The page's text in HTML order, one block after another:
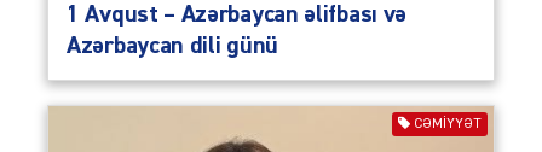
1 Avqust – Azərbaycan əlifbası və
Azərbaycan dili günü
CƏMIYYƏT